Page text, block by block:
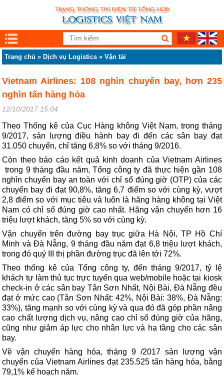
Trang chủ » Dịch vụ Logistics »Vận tải
Vietnam Airlines: 108 nghìn chuyến bay, hơn 235
nghìn tấn hàng hóa
12/10/2017 15:04
Theo Thống kê của Cục Hàng không Việt Nam, trong tháng
9/2017, sản lượng điều hành bay đi đến các sân bay đạt
31.050 chuyến, chỉ tăng 6,8% so với tháng 9/2016.
Còn theo báo cáo kết quả kinh doanh của Vietnam Airlines
trong 9 tháng đầu năm, Tổng công ty đã thực hiện gần 108
nghìn chuyến bay an toàn với chỉ số đúng giờ (OTP) của các
chuyến bay đi đạt 90,8%, tăng 6,7 điểm so với cùng kỳ, vượt
2,8 điểm so với mục tiêu và luôn là hãng hàng không tại Việt
Nam có chỉ số đúng giờ cao nhất. Hãng vận chuyển hơn 16
triệu lượt khách, tăng 5% so với cùng kỳ.
Vận chuyển trên đường bay trục giữa Hà Nội, TP Hồ Chí
Minh và Đà Nẵng, 9 tháng đầu năm đạt 6,8 triệu lượt khách,
trong đó quý III thị phần đường trục đã lên tới 72%.
Theo thống kê của Tổng công ty, đến tháng 9/2017, tỷ lệ
khách tự làm thủ tục trực tuyến qua web/mobile hoặc tại kiosk
check-in ở các sân bay Tân Sơn Nhất, Nội Bài, Đà Nẵng đều
đạt ở mức cao (Tân Sơn Nhất: 42%, Nội Bài: 38%, Đà Nẵng:
33%), tăng mạnh so với cùng kỳ và qua đó đã góp phần nâng
cao chất lượng dịch vụ, nâng cao chỉ số đúng giờ của hãng,
cũng như giảm áp lực cho nhân lực và hạ tầng cho các sân
bay.
Về vận chuyển hàng hóa, tháng 9 /2017 sản lượng vận
chuyển của Vietnam Airlines đạt 235.525 tấn hàng hóa, bằng
79,1% kế hoạch năm.